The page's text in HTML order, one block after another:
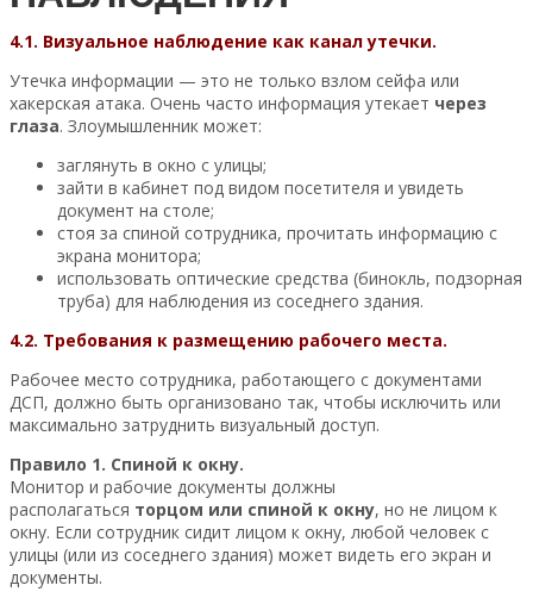
4.1. Визуальное наблюдение как канал утечки.
Утечка информации — это не только взлом сейфа или
хакерская атака. Очень часто информация утекает через
глаза. Злоумышленник может:
заглянуть в окно с улицы;
зайти в кабинет под видом посетителя и увидеть
документ на столе;
стоя за спиной сотрудника, прочитать информацию с
экрана монитора;
использовать оптические средства (бинокль, подзорная
труба) для наблюдения из соседнего здания.
4.2. Требования к размещению рабочего места.
Рабочее место сотрудника, работающего с документами
ДСП, должно быть организовано так, чтобы исключить или
максимально затруднить визуальный доступ.
Правило 1. Спиной к окну.
Монитор и рабочие документы должны
располагаться торцом или спиной к окну, но не лицом к
окну. Если сотрудник сидит лицом к окну, любой человек с
улицы (или из соседнего здания) может видеть его экран и
документы.